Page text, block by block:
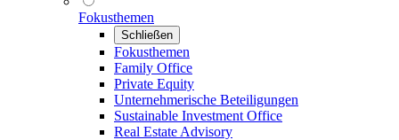
Fokusthemen
Schließen
Fokusthemen
Family Office
Private Equity
Unternehmerische Beteiligungen
Sustainable Investment Office
Real Estate Advisory